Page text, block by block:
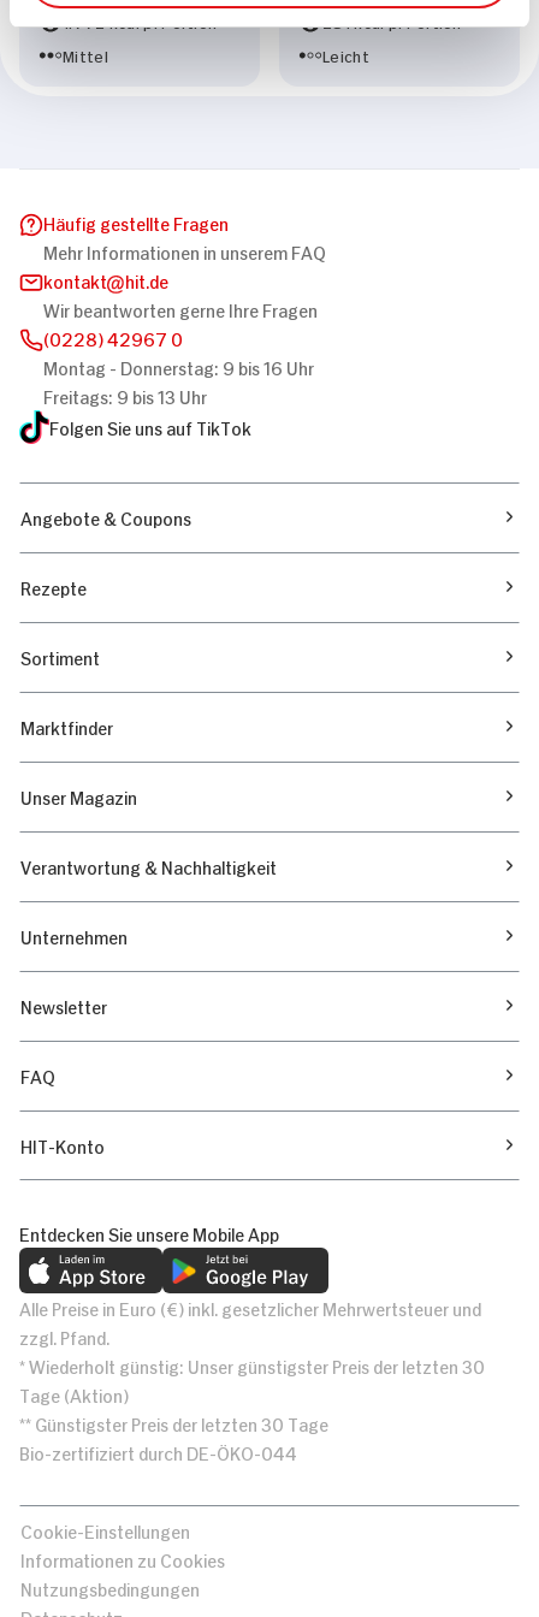
Mittel
Leicht
Häufig gestellte Fragen
Mehr Informationen in unserem FAQ
kontakt
hit.de
Wir beantworten gerne Ihre Fragen
(0228) 42967 0
Montag - Donnerstag: 9 bis 16 Uhr
Freitags: 9 bis 13 Uhr
Folgen Sie uns auf TikTok
Angebote & Coupons
Rezepte
Sortiment
Marktfinder
Unser Magazin
Verantwortung & Nachhaltigkeit
Unternehmen
Newsletter
FAQ
HIT-Konto
Entdecken Sie unsere Mobile App
Alle Preise in Euro (€) inkl. gesetzlicher Mehrwertsteuer und
zzgl. Pfand.
* Wiederholt günstig: Unser günstigster Preis der letzten 30
Tage (Aktion)
** Günstigster Preis der letzten 30 Tage
Bio-zertifiziert durch DE-ÖKO-044
Cookie-Einstellungen
Informationen zu Cookies
Nutzungsbedingungen